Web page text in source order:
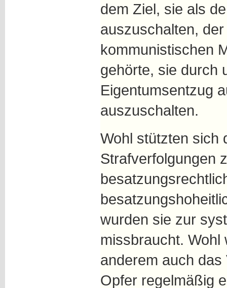
dem Ziel, sie als
auszuschalten,
kommunistischen
gehörte, sie durch
Eigentumsentzug
auszuschalten.
Wohl stützten sich
Strafverfolgungen
wurden sie zur
missbraucht. Wohl
anderem auch
Opfer regelmäßig